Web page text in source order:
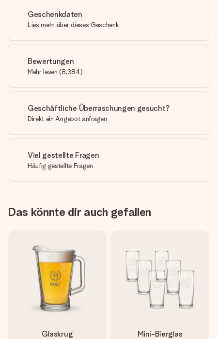
Geschenkdaten
Lies mehr über dieses Geschenk
Bewertungen
Mehr lesen (8,384)
Geschäftliche Überraschungen gesucht?
Direkt ein Angebot anfragen
Viel gestellte Fragen
Häufig gestellte Fragen
Das könnte dir auch gefallen
Glaskrug Mini-Bierglas